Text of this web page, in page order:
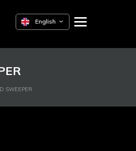
English
SWEEPER